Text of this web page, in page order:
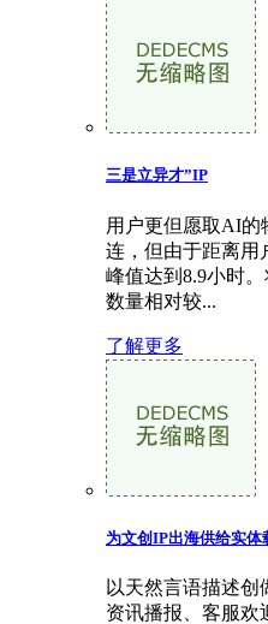
三是立异才”IP
用户更但愿取AI的
连，但由于距离用
峰值达到8.9小时
数量相对较...
了解更多
为文创IP出海供给实体
以天然言语描述
资讯播报、客服欢